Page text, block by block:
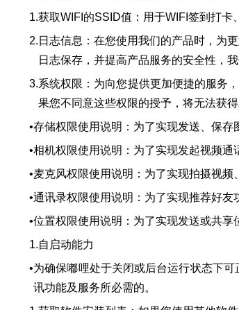
1.获取WIFI的SSID值：用于WIFI签到打卡
2. 日志信息：在您使用我们的产品时，为
日志保存，并提高产品服务的安全性，
3.系统权限：为向您提供更加便捷的服务
果您不同意这些权限的授予，将无法获
•存储权限使用说明：为了实现发送、保存
•相机权限使用说明：为了实现发起视频通
•麦克风权限使用说明：为了实现拍摄视
•通讯录权限使用说明：为了实现推荐好友
•位置权限使用说明：为了实现发送或共享
1.自启动能力
•为确保嘟哩处于关闭或后台运行状态下
讯功能及服务所必需的。